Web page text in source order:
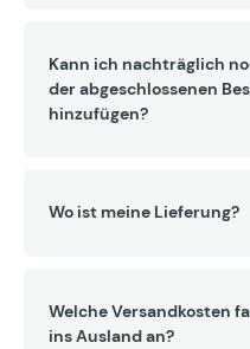
Kann ich nachträglich
der abgeschlossenen
hinzufügen?
Wo ist meine Lieferung?
Welche Versandkosten
ins Ausland an?